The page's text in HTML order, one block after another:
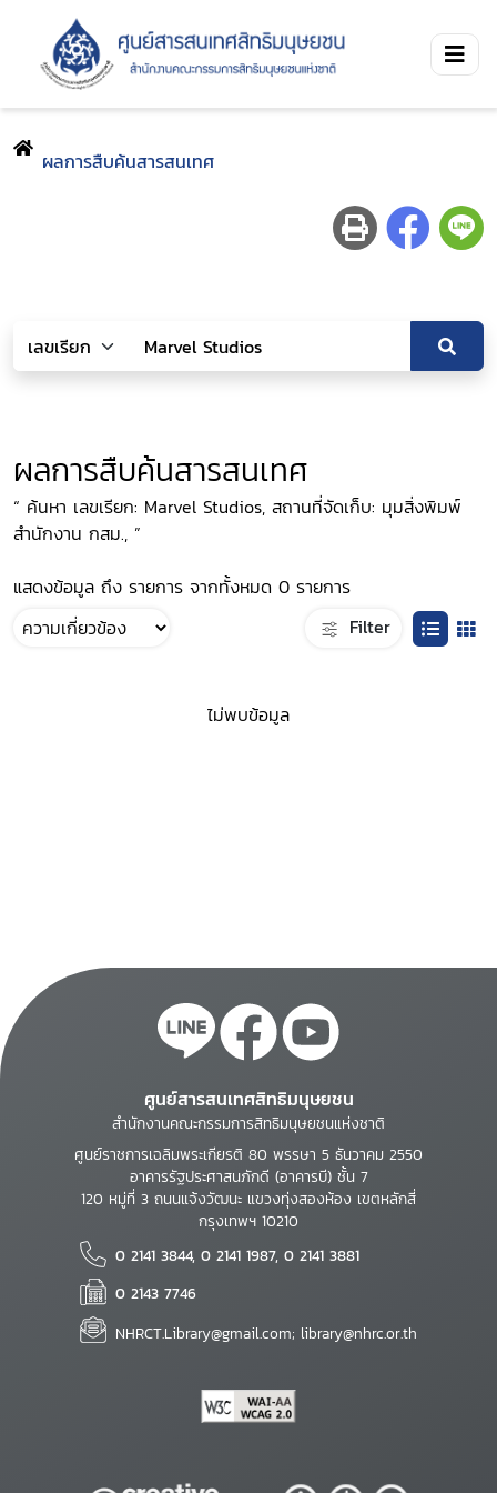
ผลการสืบค้นสารสนเทศ
ผลการสืบค้นสารสนเทศ
“ ค้นหา เลขเรียก: Marvel Studios, สถานที่จัดเก็บ: มุมสิ่งพิมพ์
สำนักงาน กสม., ”
แสดงข้อมูล ถึง รายการ จากทั้งหมด 0 รายการ
Filter
ไม่พบข้อมูล
ศูนย์สารสนเทศสิทธิมนุษยชน
สำนักงานคณะกรรมการสิทธิมนุษยชนแห่งชาติ
ศูนย์ราชการเฉลิมพระเกียรติ 80 พรรษา 5 ธันวาคม 2550
อาคารรัฐประศาสนภักดี (อาคารบี) ชั้น 7
120 หมู่ที่ 3 ถนนแจ้งวัฒนะ แขวงทุ่งสองห้อง เขตหลักสี่
กรุงเทพฯ 10210
0 2141 3844, 0 2141 1987, 0 2141 3881
0 2143 7746
NHRCT.Library@gmail.com; library@nhrc.or.th